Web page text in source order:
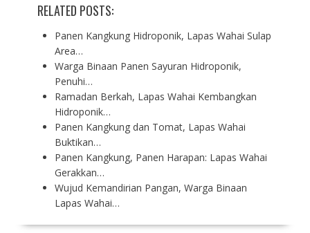
RELATED POSTS:
Panen Kangkung Hidroponik, Lapas Wahai Sulap
Area…
Warga Binaan Panen Sayuran Hidroponik,
Penuhi…
Ramadan Berkah, Lapas Wahai Kembangkan
Hidroponik…
Panen Kangkung dan Tomat, Lapas Wahai
Buktikan…
Panen Kangkung, Panen Harapan: Lapas Wahai
Gerakkan…
Wujud Kemandirian Pangan, Warga Binaan
Lapas Wahai…